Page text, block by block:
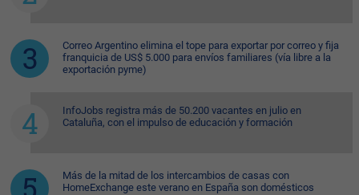
Correo Argentino elimina el tope para exportar por correo y fija
franquicia de US$ 5.000 para envíos familiares (vía libre a la
exportación pyme)
InfoJobs registra más de 50.200 vacantes en julio en
Cataluña, con el impulso de educación y formación
Más de la mitad de los intercambios de casas con
HomeExchange este verano en España son domésticos